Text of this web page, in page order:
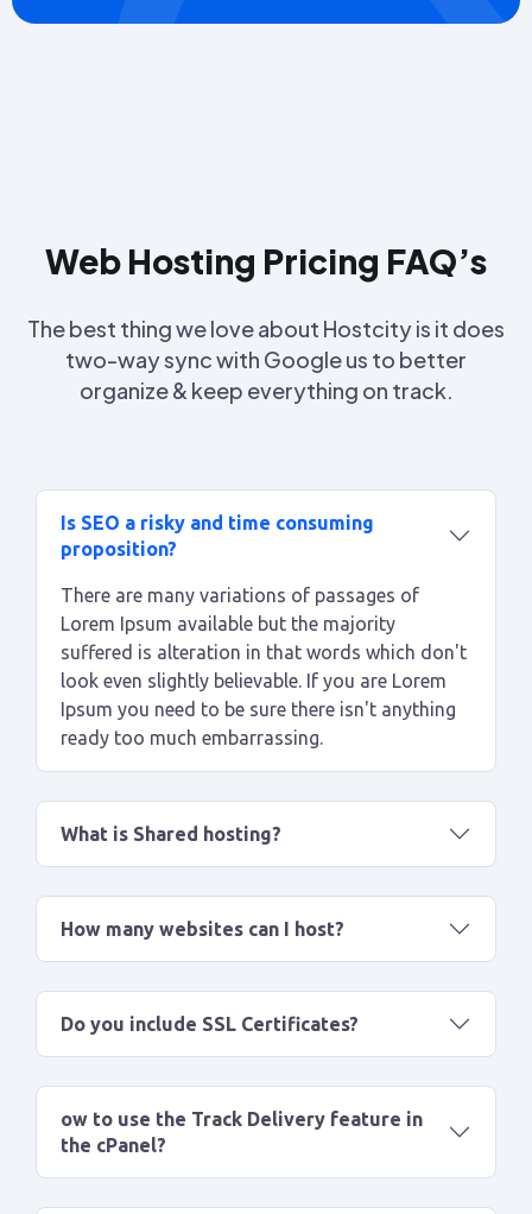
Web Hosting Pricing FAQ’s
The best thing we love about Hostcity is it does
two-way sync with Google us to better
organize & keep everything on track.
Is SEO a risky and time consuming
proposition?
There are many variations of passages of
Lorem Ipsum available but the majority
suffered is alteration in that words which don't
look even slightly believable. If you are Lorem
Ipsum you need to be sure there isn't anything
ready too much embarrassing.
What is Shared hosting?
How many websites can I host?
Do you include SSL Certificates?
ow to use the Track Delivery feature in
the cPanel?